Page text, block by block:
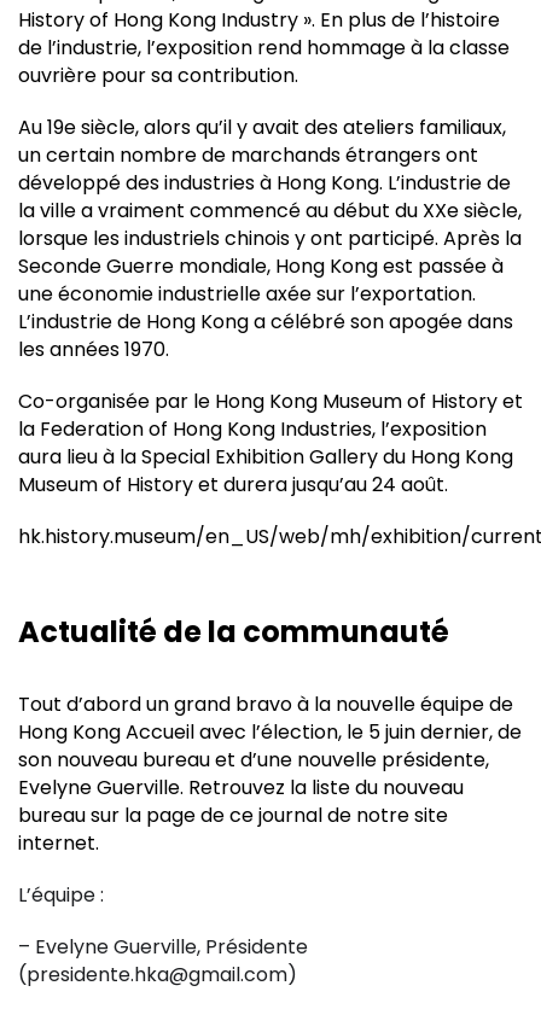
History of Hong Kong Industry ». En plus de l’histoire
de l’industrie, l’exposition rend hommage à la classe
ouvrière pour sa contribution.
Au 19e siècle, alors qu’il y avait des ateliers familiaux,
un certain nombre de marchands étrangers ont
développé des industries à Hong Kong. L’industrie de
la ville a vraiment commencé au début du XXe siècle,
lorsque les industriels chinois y ont participé. Après la
Seconde Guerre mondiale, Hong Kong est passée à
une économie industrielle axée sur l’exportation.
L’industrie de Hong Kong a célébré son apogée dans
les années 1970.
Co-organisée par le Hong Kong Museum of History et
la Federation of Hong Kong Industries, l’exposition
aura lieu à la Special Exhibition Gallery du Hong Kong
Museum of History et durera jusqu’au 24 août.
hk.history.museum/en_US/web/mh/exhibition/
Actualité de la communauté
Tout d’abord un grand bravo à la nouvelle équipe de
Hong Kong Accueil avec l’élection, le 5 juin dernier, de
son nouveau bureau et d’une nouvelle présidente,
Evelyne Guerville. Retrouvez la liste du nouveau
bureau sur la page de ce journal de notre site
internet.
L’équipe :
– Evelyne Guerville, Présidente
(presidente.hka@gmail.com)